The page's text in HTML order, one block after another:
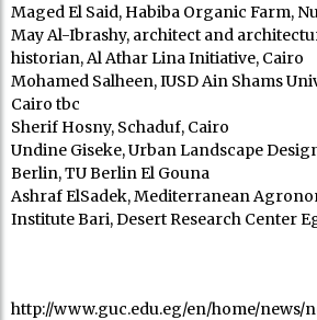
Maged El Said, Habiba Organic Farm,
May Al-Ibrashy, architect and
historian, Al Athar Lina Initiative, Cairo
Mohamed Salheen, IUSD Ain Shams
Cairo tbc
Sherif Hosny, Schaduf, Cairo
Undine Giseke, Urban Landscape
Berlin, TU Berlin El Gouna
Ashraf ElSadek, Mediterranean
Institute Bari, Desert Research Center
http://www.guc.edu.eg/en/home/news/